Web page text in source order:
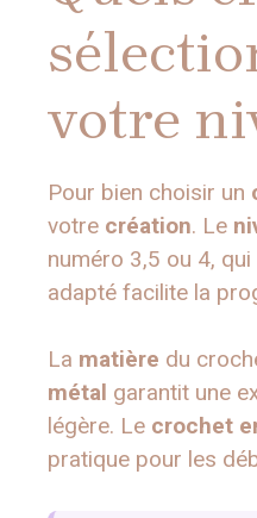
votre
Pour bien choisir un
votre création. Le
numéro 3,5 ou 4,
adapté facilite la
La matière du
métal garantit une
légère. Le crochet
pratique pour les